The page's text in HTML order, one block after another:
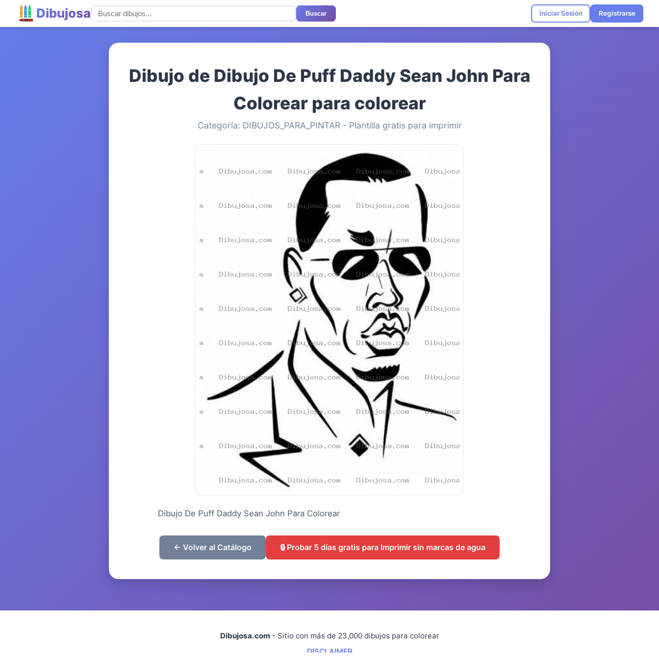
Dibujosa Buscar Iniciar Sesión Registrarse
Dibujo de Dibujo De Puff Daddy Sean John Para
Colorear para colorear
Categoría: DIBUJOS_PARA_PINTAR - Plantilla gratis para imprimir
Dibujo De Puff Daddy Sean John Para Colorear
← Volver al Catálogo 🔒 Probar 5 días gratis para Imprimir sin marcas de agua
Dibujosa.com - Sitio con más de 23,000 dibujos para colorear
DISCLAIMER